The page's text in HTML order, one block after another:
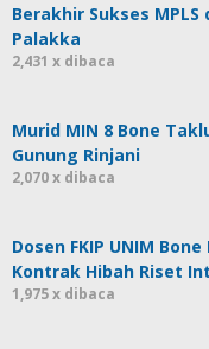
Berakhir Sukses MPLS
Palakka
2,431 x dibaca
Murid MIN 8 Bone
Gunung Rinjani
2,070 x dibaca
Dosen FKIP UNIM
Kontrak Hibah Riset
1,975 x dibaca